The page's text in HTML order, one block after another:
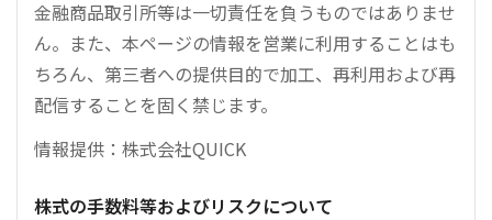
金融商品取引所等は一切責任を負うものではありませ
ん。また、本ページの情報を営業に利用することはも
ちろん、第三者への提供目的で加工、再利用および再
配信することを固く禁じます。
情報提供：株式会社QUICK
株式の手数料等およびリスクについて